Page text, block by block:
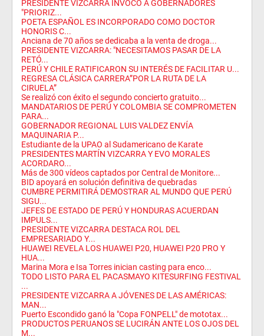
PRESIDENTE VIZCARRA INVOCÓ A GOBERNADORES
"PRIORIZ...
POETA ESPAÑOL ES INCORPORADO COMO DOCTOR
HONORIS C...
Anciana de 70 años se dedicaba a la venta de droga...
PRESIDENTE VIZCARRA: "NECESITAMOS PASAR DE LA
RETÓ...
PERÚ Y CHILE RATIFICARON SU INTERÉS DE FACILITAR U...
REGRESA CLÁSICA CARRERA”POR LA RUTA DE LA
CIRUELA”
Se realizó con éxito el segundo concierto gratuito...
MANDATARIOS DE PERÚ Y COLOMBIA SE COMPROMETEN
PARA...
GOBERNADOR REGIONAL LUIS VALDEZ ENVÍA
MAQUINARIA P...
Estudiante de la UPAO al Sudamericano de Karate
PRESIDENTES MARTÍN VIZCARRA Y EVO MORALES
ACORDARO...
Más de 300 vídeos captados por Central de Monitore...
BID apoyará en solución definitiva de quebradas
CUMBRE PERMITIRÁ DEMOSTRAR AL MUNDO QUE PERÚ
SIGU...
JEFES DE ESTADO DE PERÚ Y HONDURAS ACUERDAN
IMPULS...
PRESIDENTE VIZCARRA DESTACA ROL DEL
EMPRESARIADO Y...
HUAWEI REVELA LOS HUAWEI P20, HUAWEI P20 PRO Y
HUA...
Marina Mora e Isa Torres inician casting para enco...
TODO LISTO PARA EL PACASMAYO KITESURFING FESTIVAL
...
PRESIDENTE VIZCARRA A JÓVENES DE LAS AMÉRICAS:
MAN...
Puerto Escondido ganó la "Copa FONPELL" de mototax...
PRODUCTOS PERUANOS SE LUCIRÁN ANTE LOS OJOS DEL
M...